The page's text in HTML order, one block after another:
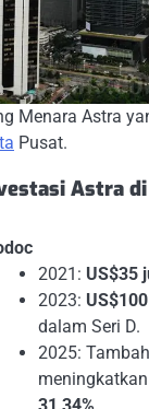
Menara Astra
Pusat.
Astra di
2021: US$35
2023:
dalam Seri D.
2025: